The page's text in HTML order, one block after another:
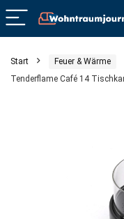
Start Feuer & Wärme
Tenderflame Café 14